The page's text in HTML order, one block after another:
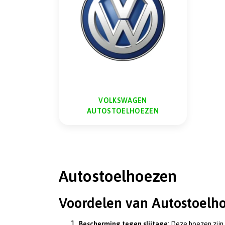
VOLKSWAGEN
AUTOSTOELHOEZEN
Autostoelhoezen
Voordelen van